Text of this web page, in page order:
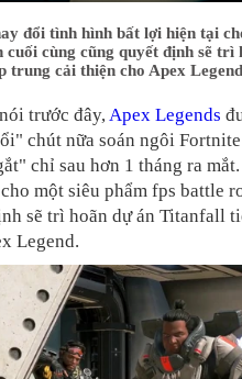
đổi tình hình bất lợi hiện tại
cuối cùng cũng quyết định sẽ
trung cải thiện cho Apex
trước đây,Apex Legends
chút nữa soán ngôi
chỉ sau hơn 1 tháng ra
một siêu phẩm fps battle
sẽ trì hoãn dự án Titanfall
Legend.